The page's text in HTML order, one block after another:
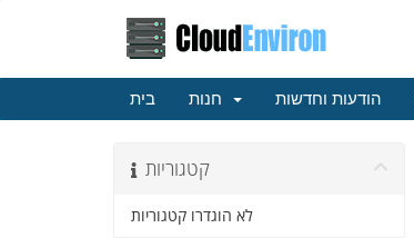
בית הודעות וחדשות
קטגוריות
לא הוגדרו קטגוריות